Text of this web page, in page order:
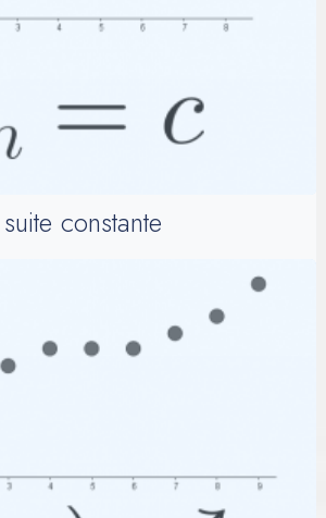
suite constante